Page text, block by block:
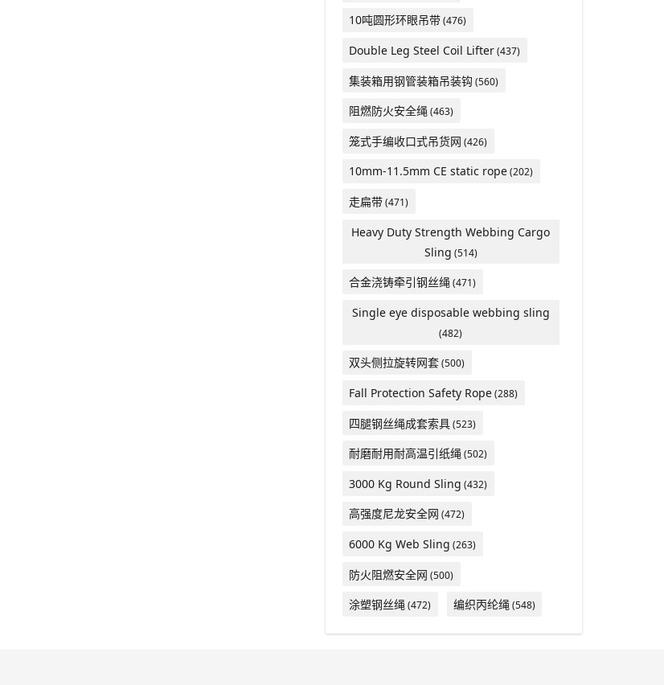
10吨圆形环眼吊带(476)
Double Leg Steel Coil Lifter(437)
集装箱用钢管装箱吊装钩 (560)
阻燃防火安全绳(463)
笼式手编收口式吊货网 (426)
10mm-11.5mm CE static rope(202)
走扁带(471)
Heavy Duty Strength Webbing Cargo
Sling (514)
合金浇铸牵引钢丝绳(471)
Single eye disposable webbing sling
(482)
双头侧拉旋转网套(500)
Fall Protection Safety Rope(288)
四腿钢丝绳成套索具(523)
耐磨耐用耐高温引纸绳(502)
3000 Kg Round Sling (432)
高强度尼龙安全网 (472)
6000 Kg Web Sling (263)
防火阻燃安全网 (500)
涂塑钢丝绳(472) 编织丙纶绳(548)